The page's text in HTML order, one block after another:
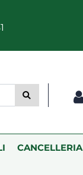
CANCELLERIA